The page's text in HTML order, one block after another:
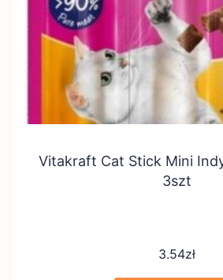
Vitakraft Cat Stick Mini
3szt
3.54zł